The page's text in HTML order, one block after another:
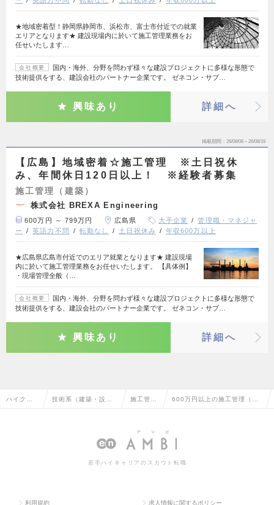
★地域密着型！静岡県静岡市、浜松市、富士市付近での就業
エリアとなります★ 建設現場内に於いて施工管理業務をお
任せいたします…
会社概要
国内・海外、分野を問わず様々な建設プロジェクトに多様な形態で
技術提供をする、建設会社のパートナー企業です。 ゼネコン・サブ…
興味あり 詳細へ
掲載期間 26/08/06～26/08/19
【広島】地域密着☆施工管理 ※土日祝休
み、年間休日120日以上！ ※経験者募集
施工管理（建築）
株式会社 BREXA Engineering
600万円 ～ 799万円 広島県 大手企業
管理職・マネジャ
ー
英語力不問 転勤なし 土日祝休み 年収600万以上
★広島県広島市付近でのエリア就業となります★ 建設現場
内に於いて施工管理業務をお任せいたします。 【具体例】
・現場管理全般（…
会社概要
国内・海外、分野を問わず様々な建設プロジェクトに多様な形態で
技術提供をする、建設会社のパートナー企業です。 ゼネコン・サブ…
興味あり 詳細へ
ハイクラ 技術系（建築・設 施工管理 600万円以上の施工管理（建
若手ハイキャリアのスカウト転職
利用規約 求人情報に関するポリシー